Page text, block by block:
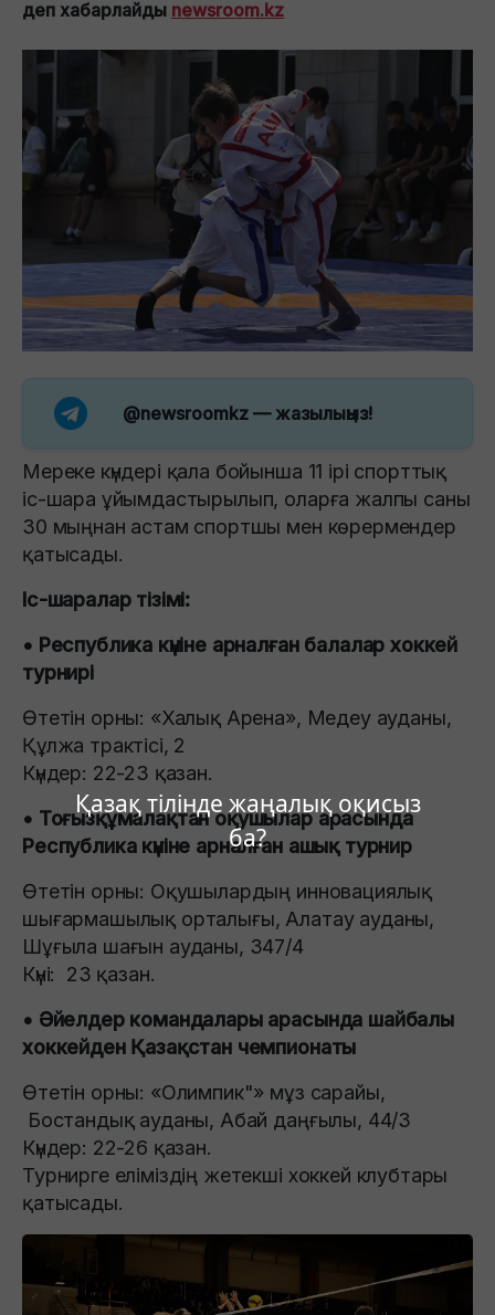
Қазақ тілінде жаңалық оқисыз
ба?
деп хабарлайды newsroom.kz
@newsroomkz — жазылыңыз!
Мереке күндері қала бойынша 11 ірі спорттық
іс-шара ұйымдастырылып, оларға жалпы саны
30 мыңнан астам спортшы мен көрермендер
қатысады.
Іс-шаралар тізімі:
• Республика күніне арналған балалар хоккей
турнирі
Өтетін орны: «Халық Арена», Медеу ауданы,
Құлжа трактісі, 2
Күндер: 22-23 қазан.
• Тоғызқұмалақтан оқушылар арасында
Республика күніне арналған ашық турнир
Өтетін орны: Оқушылардың инновациялық
шығармашылық орталығы, Алатау ауданы,
Шұғыла шағын ауданы, 347/4
Күні: 23 қазан.
• Әйелдер командалары арасында шайбалы
хоккейден Қазақстан чемпионаты
Өтетін орны: «Олимпик"» мұз сарайы,
Бостандық ауданы, Абай даңғылы, 44/3
Күндер: 22-26 қазан.
Турнирге еліміздің жетекші хоккей клубтары
қатысады.